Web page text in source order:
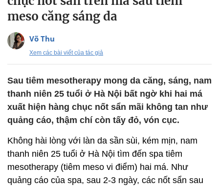
meso căng sáng da
Võ Thu
Xem các bài viết của tác giả
Sau tiêm mesotherapy mong da căng, sáng, nam
thanh niên 25 tuổi ở Hà Nội bất ngờ khi hai má
xuất hiện hàng chục nốt sẩn mãi không tan như
quảng cáo, thậm chí còn tấy đỏ, vón cục.
Không hài lòng với làn da sần sùi, kém mịn, nam
thanh niên 25 tuổi ở Hà Nội tìm đến spa tiêm
mesotherapy (tiêm meso vi điểm) hai má. Như
quảng cáo của spa, sau 2-3 ngày, các nốt sẩn sau